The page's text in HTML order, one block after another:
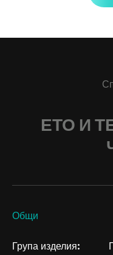
ЕТО И
Общи
Група изделия: